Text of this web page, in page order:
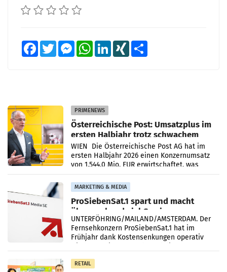
FacebookTwitter MessengerWhatsAppLinkedInXING
PRIMENEWS
Österreichische Post: Umsatzplus im
ersten Halbjahr trotz schwachem
Briefgeschäft
WIEN Die Österreichische Post AG hat im
ersten Halbjahr 2026 einen Konzernumsatz
von 1.544,0 Mio. EUR erwirtschaftet, was
einem Plus von 3,8 Prozent gegenüber dem
Vergleichszeitraum
MARKETING & MEDIA
ProSiebenSat.1 spart und macht
überraschend viel Gewinn
UNTERFÖHRING/MAILAND/AMSTERDAM. Der
Fernsehkonzern ProSiebenSat.1 hat im
Frühjahr dank Kostensenkungen operativ
RETAIL